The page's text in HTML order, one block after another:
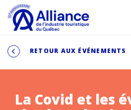
RETOUR AUX ÉVÉNEMENTS
La Covid et les